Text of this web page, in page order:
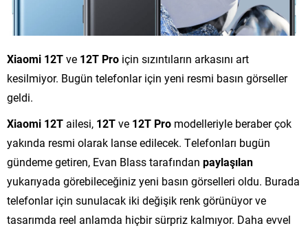
Xiaomi 12Tve 12T Pro için sızıntıların arkasını art
kesilmiyor. Bugün telefonlar için yeni resmi basın görseller
geldi.
Xiaomi 12T ailesi, 12Tve 12T Pro modelleriyle beraber çok
yakında resmi olarak lanse edilecek. Telefonları bugün
gündeme getiren, Evan Blass tarafından paylaşılan
yukarıyada görebileceğiniz yeni basın görselleri oldu. Burada
telefonlar için sunulacak iki değişik renk görünüyor ve
tasarımda reel anlamda hiçbir sürpriz kalmıyor. Daha evvel